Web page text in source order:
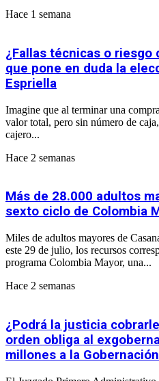
Hace 1 semana
¿Fallas técnicas o riesgo
que pone en duda la
Espriella
Imagine que al terminar una
valor total, pero sin número de
cajero...
Hace 2 semanas
Más de 28.000 adultos
sexto ciclo de Colombia
Miles de adultos mayores de
este 29 de julio, los recursos
programa Colombia Mayor, una...
Hace 2 semanas
¿Podrá la justicia
orden obliga al
millones a la